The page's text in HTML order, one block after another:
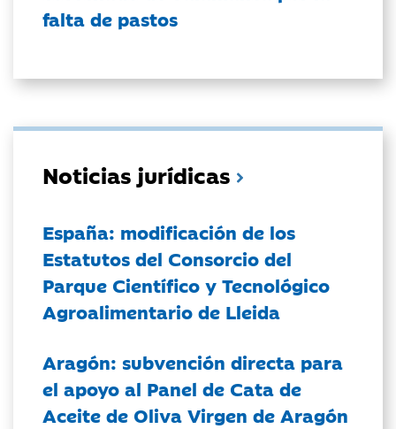
falta de pastos
Noticias jurídicas
España: modificación de los
Estatutos del Consorcio del
Parque Científico y Tecnológico
Agroalimentario de Lleida
Aragón: subvención directa para
el apoyo al Panel de Cata de
Aceite de Oliva Virgen de Aragón